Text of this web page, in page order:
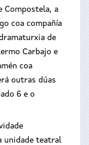
Compostela, a
coa compañía
de
Carbajo e
coa
outras dúas
6 e o
unidade teatral